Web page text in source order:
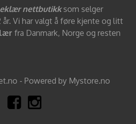
nettbutikksom selger
år. Vi har valgt å føre kjente og litt
fra Danmark, Norge og resten
- Powered by Mystore.no